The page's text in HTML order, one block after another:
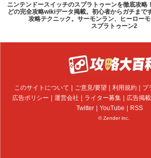
ニンテンドースイッチのスプラトゥーンを徹底攻略
どの完全攻略wikiデータ掲載。初心者からガチまで
攻略テクニック。サーモンラン、ヒーローモ
スプラトゥーン2
このサイトについて ご意見/要望 利用規約
プ
広告ポリシー
運営会社 ライター募集 広告掲
Twitter
YouTube RSS
© Zender inc.